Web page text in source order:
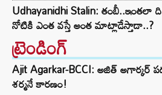
Udhayanidhi Stalin:
నోటికి ఎంత వస్తే అంత మాట్లాడేస్తాడా..?
ట్రెండింగ్‌
Ajit Agarkar-BCCI: అజిత్ అగార్కర్
శర్మనే కారణం!